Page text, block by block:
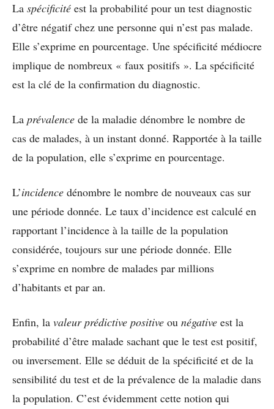
La spécificité est la probabilité pour un test diagnostic
d’être négatif chez une personne qui n’est pas malade.
Elle s’exprime en pourcentage. Une spécificité médiocre
implique de nombreux « faux positifs ». La spécificité
est la clé de la confirmation du diagnostic.
La prévalence de la maladie dénombre le nombre de
cas de malades, à un instant donné. Rapportée à la taille
de la population, elle s’exprime en pourcentage.
L’incidence dénombre le nombre de nouveaux cas sur
une période donnée. Le taux d’incidence est calculé en
rapportant l’incidence à la taille de la population
considérée, toujours sur une période donnée. Elle
s’exprime en nombre de malades par millions
d’habitants et par an.
Enfin, la valeur prédictive positive ou négative est la
probabilité d’être malade sachant que le test est positif,
ou inversement. Elle se déduit de la spécificité et de la
sensibilité du test et de la prévalence de la maladie dans
la population. C’est évidemment cette notion qui